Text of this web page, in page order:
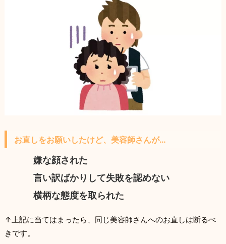
お直しをお願いしたけど、美容師さんが…
嫌な顔された
言い訳ばかりして失敗を認めない
横柄な態度を取られた
↑上記に当てはまったら、同じ美容師さんへのお直しは断るべ
きです。